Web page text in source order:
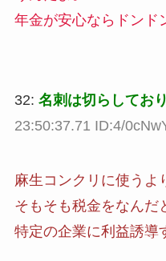
年金が安心ならドンド
32: 名刺は切らしてお
23:50:37.71 ID:4/
麻生コンクリに使うよ
そもそも税金をなんだ
特定の企業に利益誘導